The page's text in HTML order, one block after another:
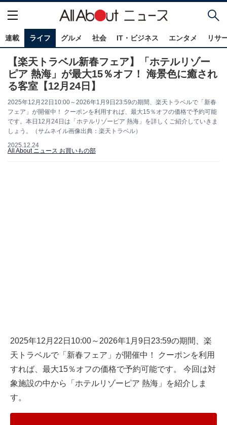
連載 ライフ グルメ 社会 IT・ビジネス エンタメ リサ
【楽天トラベル新春フェア】「ホテルリゾー
ピア 熱海」が最大15％オフ！ 海景色に癒され
る客室【12月24日】
2025年12月22日10:00～2026年1月9日23:59の期間、楽天トラベルで「新春
フェア」が開催中！ クーポンを利用すれば、最大15％オフの価格で予約可能
です。本日12月24日は「ホテルリゾーピア 熱海」を詳しくご紹介していきま
しょう。（サムネイル画像出典：楽天トラベル）
2025.12.24
All About ニュース お買いもの部
2025年12月22日10:00～2026年1月9日23:59の期間、楽
天トラベルで「新春フェア」が開催中！ クーポンを利用
すれば、最大15％オフの価格で予約可能です。 今回は対
象施設の中から「ホテルリゾーピア 熱海」を紹介しま
す。